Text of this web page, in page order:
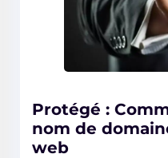
Protégé :
nom de
web